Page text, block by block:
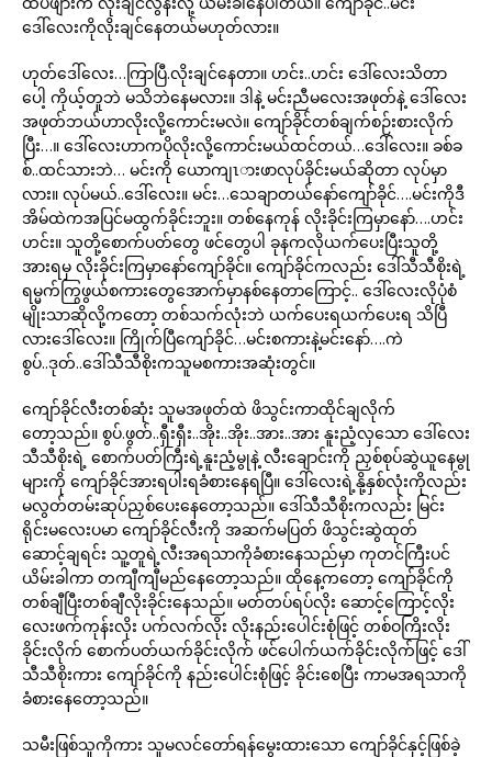
ဒေါ်လေးကိုလိုးချင်နေတယ်မဟုတ်လား။
ဟုတ်ဒေါ်လေး…ကြာပြီ.လိုးချင်နေတာ။ ဟင်း..ဟင်း ဒေါ်လေးသိတာ
ပေါ့ ကိုယ့်တူဘဲ မသိဘဲနေမလား။ ဒါနဲ့ မင်းညီမလေးအဖုတ်နဲ့ ဒေါ်လေး
အဖုတ်ဘယ်ဟာလိုးလို့ကောင်းမလဲ။ ကျော်ခိုင်တစ်ချက်စဉ်းစားလိုက်
ပြီး…။ ဒေါ်လေးဟာကပိုလိုးလို့ကောင်းမယ်ထင်တယ်…ဒေါ်လေး။ ခစ်ခ
စ်..ထင်သားဘဲ… မင်းကို ယောကျၤားဖာလုပ်ခိုင်းမယ်ဆိုတာ လုပ်မှာ
လား။ လုပ်မယ်..ဒေါ်လေး။ မင်း…သေချာတယ်နော်ကျော်ခိုင်….မင်းကိုဒီ
အိမ်ထဲကအပြင်မထွက်ခိုင်းဘူး။ တစ်နေကုန် လိုးခိုင်းကြမှာနော်….ဟင်း
ဟင်း။ သူတို့စောက်ပတ်တွေ ဖင်တွေပါ ခုနကလိုယက်ပေးပြီးသူတို့
အားရမှ လိုးခိုင်းကြမှာနော်ကျော်ခိုင်။ ကျော်ခိုင်ကလည်း ဒေါ်သီသီစိုးရဲ့
ရမ္မက်ကြွဖွယ်စကားတွေအောက်မှာနစ်နေတာကြောင့်.. ဒေါ်လေးလိုပုံစံ
မျိုးသာဆိုလို့ကတော့ တစ်သက်လုံးဘဲ ယက်ပေးရယက်ပေးရ သိပြီ
လားဒေါ်လေး။ ကြိုက်ပြီကျော်ခိုင်…မင်းစကားနဲ့မင်းနော်….ကဲ
စွပ်..ဒုတ်..ဒေါ်သီသီစိုးကသူမစကားအဆုံးတွင်။
ကျော်ခိုင်လီးတစ်ဆုံး သူမအဖုတ်ထဲ ဖိသွင်းကာထိုင်ချလိုက်
တော့သည်။ စွပ်.ဖွတ်..ရှီးရှီး..အိုး..အိုး..အား..အား နူးညံ့လှသော ဒေါ်လေး
သီသီစိုးရဲ့ စောက်ပတ်ကြီးရဲ့နူးညံ့မွုနဲ့ လီးချောင်းကို ညှစ်စုပ်ဆွဲယူနေမွု
များကို ကျော်ခိုင်အားရပါးရခံစားနေရပြီ။ ဒေါ်လေးရဲ့နို့နှစ်လုံးကိုလည်း
မလွတ်တမ်းဆုပ်ညှစ်ပေးနေတော့သည်။ ဒေါ်သီသီစိုးကလည်း မြင်း
ရိုင်းမလေးပမာ ကျော်ခိုင်လီးကို အဆက်မပြတ် ဖိသွင်းဆွဲထုတ်
ဆောင့်ချရင်း သူ့တူရဲ့လီးအရသာကိုခံစားနေသည်မှာ ကုတင်ကြီးပင်
ယိမ်းခါကာ တကျီကျီမည်နေတော့သည်။ ထိုနေ့ကတော့ ကျော်ခိုင်ကို
တစ်ချီပြီးတစ်ချီလိုးခိုင်းနေသည်။ မတ်တပ်ရပ်လိုး ဆောင့်ကြောင့်လိုး
လေးဖက်ကုန်းလိုး ပက်လက်လိုး လိုးနည်းပေါင်းစုံဖြင့် တစ်ဝကြိးလိုး
ခိုင်းလိုက် စောက်ပတ်ယက်ခိုင်းလိုက် ဖင်ပေါက်ယက်ခိုင်းလိုက်ဖြင့် ဒေါ်
သီသီစိုးကား ကျော်ခိုင်ကို နည်းပေါင်းစုံဖြင့် ခိုင်းစေပြီး ကာမအရသာကို
ခံစားနေတော့သည်။
သမီးဖြစ်သူကိုကား သူမလင်တော်ရန်မွေးထားသော ကျော်ခိုင်နှင့်ဖြစ်ခဲ့